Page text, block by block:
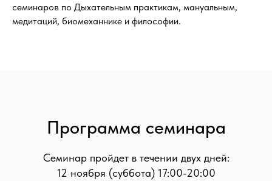
семинаров по Дыхательным практикам, мануальным,
медитаций, биомеханнике и философии.
Программа семинара
Семинар пройдет в течении двух дней:
12 ноября (суббота) 17:00-20:00